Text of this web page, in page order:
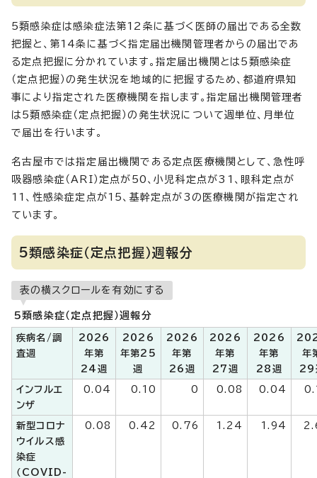
5類感染症は感染症法第12条に基づく医師の届出である全数
把握と、第14条に基づく指定届出機関管理者からの届出であ
る定点把握に分かれています。指定届出機関とは5類感染症
（定点把握）の発生状況を地域的に把握するため、都道府県知
事により指定された医療機関を指します。指定届出機関管理者
は5類感染症（定点把握）の発生状況について週単位、月単位
で届出を行います。
名古屋市では指定届出機関である定点医療機関として、急性呼
吸器感染症（ARI）定点が50、小児科定点が31、眼科定点が
11、性感染症定点が15、基幹定点が3の医療機関が指定され
ています。
5類感染症（定点把握）週報分
表の横スクロールを有効にする
5類感染症（定点把握）週報分
疾病名/調
査週
2026
年第
24週
2026
年第25
週
2026
年第
26週
2026
年第
27週
2026
年第
28週
年
29
インフルエ
ンザ
0.04 0.10 0 0.08 0.04
新型コロナ
ウイルス感
染症
（COVID-
0.08 0.42 0.76 1.24 1.94